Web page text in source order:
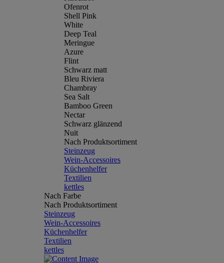
Ofenrot
Shell Pink
White
Deep Teal
Meringue
Azure
Flint
Schwarz matt
Bleu Riviera
Chambray
Sea Salt
Bamboo Green
Nectar
Schwarz glänzend
Nuit
Nach Produktsortiment
Steinzeug
Wein-Accessoires
Küchenhelfer
Textilien
kettles
Nach Farbe
Nach Produktsortiment
Steinzeug
Wein-Accessoires
Küchenhelfer
Textilien
kettles